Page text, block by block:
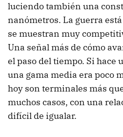
luciendo también una
nanómetros. La guerra
se muestran muy
Una señal más de cómo
el paso del tiempo. Si hace
una gama media era poco
hoy son terminales más
muchos casos, con una
difícil de igualar.